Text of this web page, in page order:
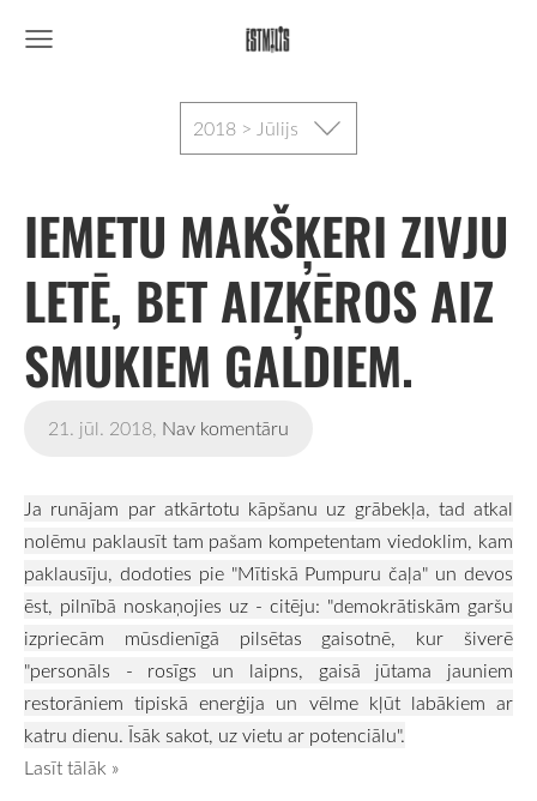
2018 > Jūlijs
IEMETU MAKŠĶERI ZIVJU
LETĒ, BET AIZĶĒROS AIZ
SMUKIEM GALDIEM.
21. jūl. 2018, Nav komentāru
Ja runājam par atkārtotu kāpšanu uz grābekļa, tad atkal
nolēmu paklausīt tam pašam kompetentam viedoklim, kam
paklausīju, dodoties pie "Mītiskā Pumpuru čaļa" un devos
ēst, pilnībā noskaņojies uz - citēju: "demokrātiskām garšu
izpriecām mūsdienīgā pilsētas gaisotnē, kur šiverē
"personāls - rosīgs un laipns, gaisā jūtama jauniem
restorāniem tipiskā enerģija un vēlme kļūt labākiem ar
katru dienu. Īsāk sakot, uz vietu ar potenciālu".
Lasīt tālāk »